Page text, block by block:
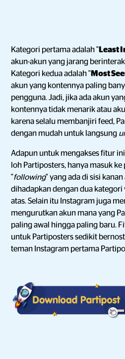
Kategori pertama adalah " Least
akun-akun yang jarang
Kategori kedua adalah "Most
akun yang kontennya paling
pengguna. Jadi, jika ada akun
kontennya tidak menarik atau
karena selalu membanjiri feed,
dengan mudah untuk langsung
Adapun untuk mengakses fitur
loh Partiposters, hanya masuk
"following" yang ada di sisi
dihadapkan dengan dua kategori
atas. Selain itu Instagram juga
mengurutkan akun mana yang
paling awal hingga paling baru.
untuk Partiposters sedikit
teman Instagram pertama